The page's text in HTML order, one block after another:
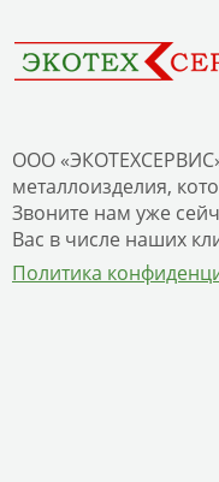
ООО
металлоизделия,
Звоните нам уже
Вас в числе наших
Политика